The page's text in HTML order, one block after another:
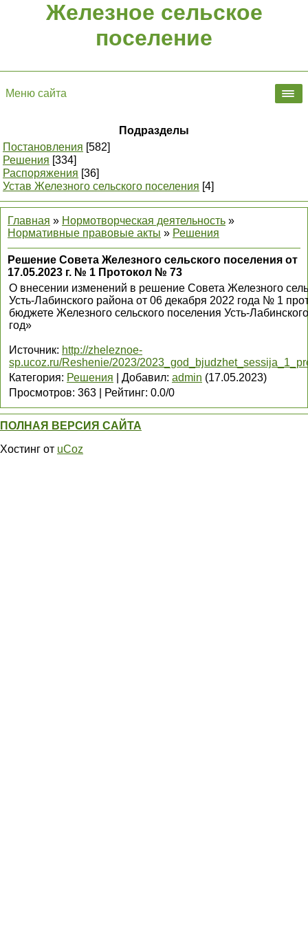
Железное сельское
поселение
Меню сайта
Подразделы
Постановления [582]
Решения [334]
Распоряжения [36]
Устав Железного сельского поселения [4]
Главная » Нормотворческая деятельность »
Нормативные правовые акты » Решения
Решение Совета Железного сельского поселения от
17.05.2023 г. № 1 Протокол № 73
О внесении изменений в решение Совета Железного
Усть-Лабинского района от 06 декабря 2022 года № 1
бюджете Железного сельского поселения Усть-
год»
Источник: http://zheleznoe-
sp.ucoz.ru/Reshenie/2023/
Категория: Решения Добавил: admin (17.05.2023)
Просмотров: 363 Рейтинг: 0.0/0
ПОЛНАЯ ВЕРСИЯ САЙТА
Хостинг от uCoz